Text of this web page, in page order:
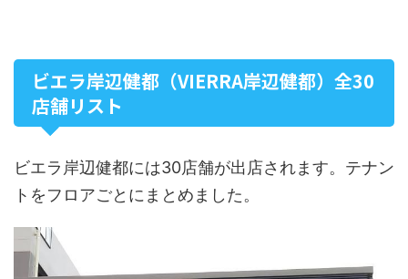
ビエラ岸辺健都（VIERRA岸辺健都）全30
店舗リスト
ビエラ岸辺健都には30店舗が出店されます。テナン
トをフロアごとにまとめました。